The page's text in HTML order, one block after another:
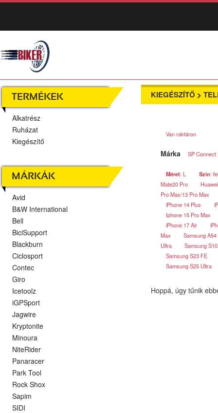
TERMÉKEK
Alkatrész
Ruházat
Kiegészítő
MÁRKÁK
Avid
B&W International
Bell
BiciSupport
Blackburn
Ciclosport
Contec
Giro
Icetoolz
iGPSport
Jagwire
Kryptonite
Minoura
NiteRider
Panaracer
Park Tool
Rock Shox
Sapim
SIDI
KIEGÉSZÍTŐ >
Van raktáron
Márka SP Connect
Méret: L Szín:
Mate20 Pro
Pro Max/13 Pro Max
iPhone 14 Plus
Iphone 15 Pro Max
iPhone 17 Air
Max
Samsung A54
Ultra
Samsung
Samsung S23 FE
Samsung S25 Ultra
Hoppá, úgy tűnik